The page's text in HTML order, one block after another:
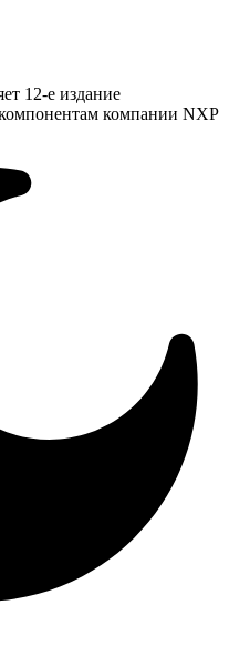
12-е издание
компании NXP